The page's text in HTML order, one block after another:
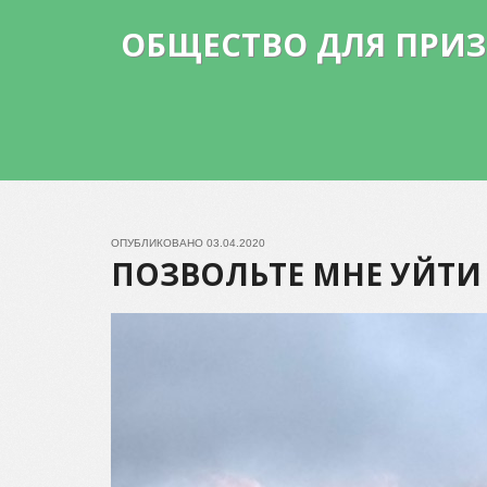
ОБЩЕСТВО ДЛЯ
ОПУБЛИКОВАНО 03.04.2020
ПОЗВОЛЬТЕ МНЕ